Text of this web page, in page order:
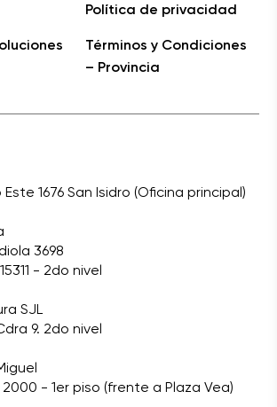
Política de privacidad
Términos y Condiciones
– Provincia
1676 San Isidro (Oficina principal)
3698
- 2do nivel
SJL
9. 2do nivel
- 1er piso (frente a Plaza Vea)